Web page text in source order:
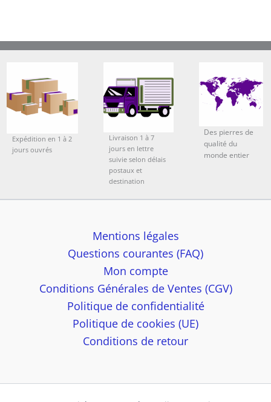
Expédition en 1 à 2
jours ouvrés
Livraison 1 à 7
jours en lettre
suivie selon délais
postaux et
destination
Des pierres de
qualité du
monde entier
Mentions légales
Questions courantes (FAQ)
Mon compte
Conditions Générales de Ventes (CGV)
Politique de confidentialité
Politique de cookies (UE)
Conditions de retour